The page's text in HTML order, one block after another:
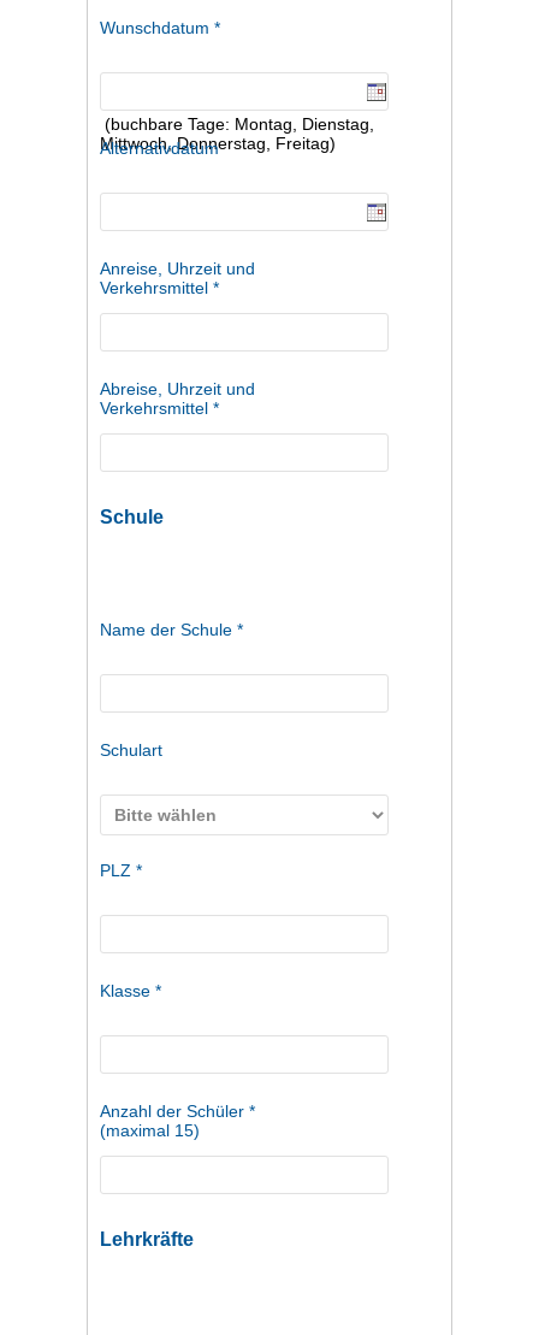
Wunschdatum *
(buchbare Tage: Montag, Dienstag,
Mittwoch, Donnerstag, Freitag)
Alternativdatum
Anreise, Uhrzeit und
Verkehrsmittel *
Abreise, Uhrzeit und
Verkehrsmittel *
Schule
Name der Schule *
Schulart
PLZ *
Klasse *
Anzahl der Schüler *
(maximal 15)
Lehrkräfte